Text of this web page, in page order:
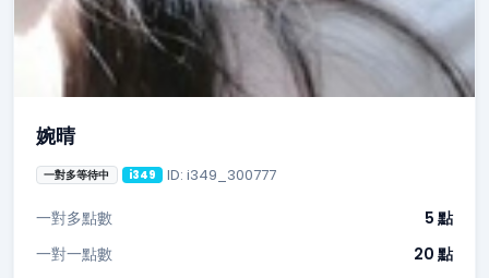
婉晴
一對多等待中 i349 ID: i349_300777
一對多點數
5 點
一對一點數
20 點